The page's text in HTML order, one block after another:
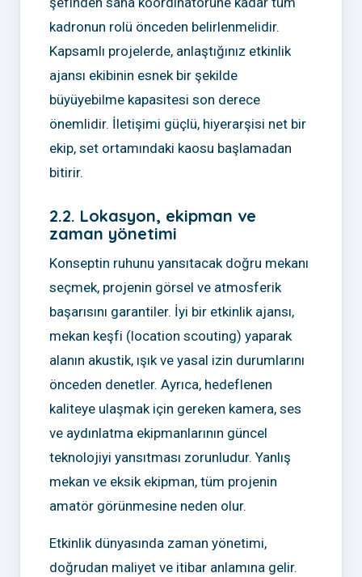
kadronun rolü önceden belirlenmelidir.
Kapsamlı projelerde, anlaştığınız etkinlik
ajansı ekibinin esnek bir şekilde
büyüyebilme kapasitesi son derece
önemlidir. İletişimi güçlü, hiyerarşisi net bir
ekip, set ortamındaki kaosu başlamadan
bitirir.
2.2. Lokasyon, ekipman ve
zaman yönetimi
Konseptin ruhunu yansıtacak doğru mekanı
seçmek, projenin görsel ve atmosferik
başarısını garantiler. İyi bir etkinlik ajansı,
mekan keşfi (location scouting) yaparak
alanın akustik, ışık ve yasal izin durumlarını
önceden denetler. Ayrıca, hedeflenen
kaliteye ulaşmak için gereken kamera, ses
ve aydınlatma ekipmanlarının güncel
teknolojiyi yansıtması zorunludur. Yanlış
mekan ve eksik ekipman, tüm projenin
amatör görünmesine neden olur.
Etkinlik dünyasında zaman yönetimi,
doğrudan maliyet ve itibar anlamına gelir.